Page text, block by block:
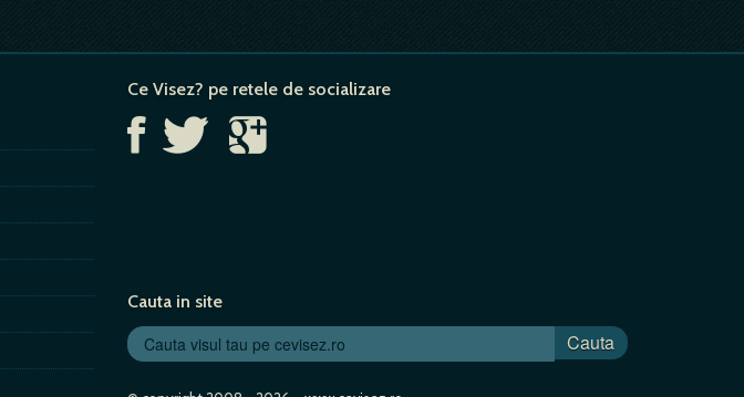
Ce Visez? pe retele de socializare
Cauta in site
Cauta